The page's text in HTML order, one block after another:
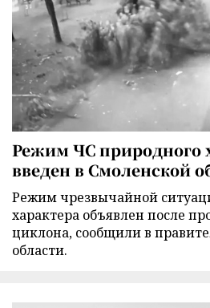
Режим ЧС природного
введен в Смоленской
Режим чрезвычайной
характера объявлен после
циклона, сообщили в
области.